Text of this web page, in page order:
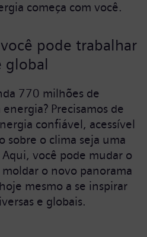
começa com você.
pode trabalhar
global
770 milhões de
energia? Precisamos de
confiável, acessível
sobre o clima seja uma
você pode mudar o
o novo panorama
mesmo a se inspirar
e globais.